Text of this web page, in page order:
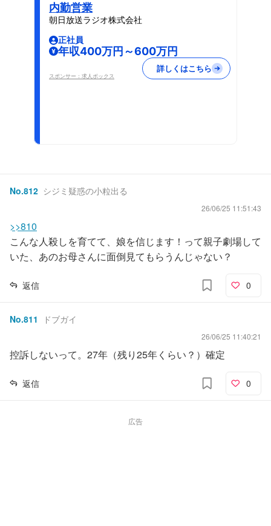
内勤営業
朝日放送ラジオ株式会社
正社員
年収400万円～600万円
スポンサー：求人ボックス
詳しくはこちら
No.812 シジミ疑惑の小粒出る
26/06/25 11:51:43
>>810
こんな人殺しを育てて、娘を信じます！って親子劇場して
いた、あのお母さんに面倒見てもらうんじゃない？
返信 0
No.811 ドブガイ
26/06/25 11:40:21
控訴しないって。27年（残り25年くらい？）確定
返信 0
広告